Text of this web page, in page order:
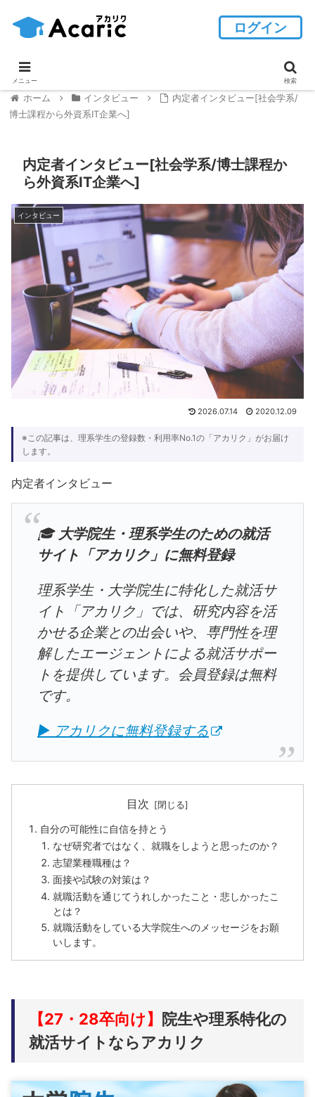
ホーム インタビュー
内定者インタビュー[社会学系/
博士課程から外資系IT企業へ]
内定者インタビュー[社会学系/博士課程か
ら外資系IT企業へ]
インタビュー
2026.07.14 2020.12.09
※この記事は、理系学生の登録数・利用率No.1の「アカリク」がお届け
します。
内定者インタビュー
🎓 大学院生・理系学生のための就活
サイト「アカリク」に無料登録
理系学生・大学院生に特化した就活サ
イト「アカリク」では、研究内容を活
かせる企業との出会いや、専門性を理
解したエージェントによる就活サポー
トを提供しています。会員登録は無料
です。
▶ アカリクに無料登録する
目次
自分の可能性に自信を持とう
なぜ研究者ではなく、就職をしようと思ったのか？
志望業種職種は？
面接や試験の対策は？
就職活動を通じてうれしかったこと・悲しかったこ
とは？
就職活動をしている大学院生へのメッセージをお願
いします。
【27・28卒向け】
院生や理系特化の
就活サイトならアカリク
ログイン
メニュー 検索